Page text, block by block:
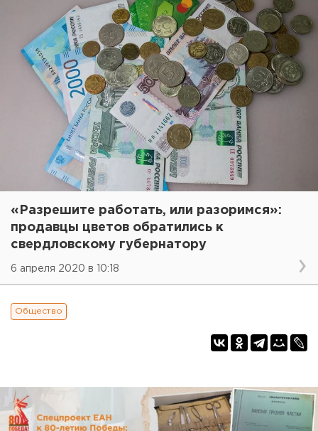
«Разрешите работать, или разоримся»:
продавцы цветов обратились к
свердловскому губернатору
6 апреля 2020 в 10:18
Общество